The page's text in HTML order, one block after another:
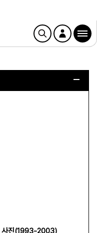
사진(1993-2003)